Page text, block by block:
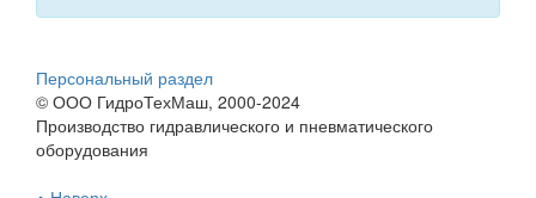
Персональный раздел
© ООО ГидроТехМаш, 2000-2024
Производство гидравлического и пневматического
оборудования